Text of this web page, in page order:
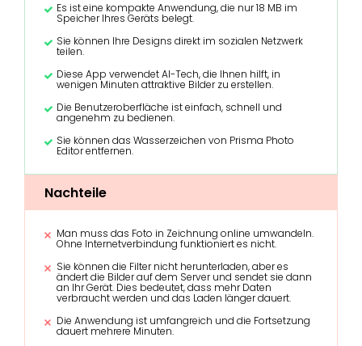
Es ist eine kompakte Anwendung, die nur 18 MB im
Speicher Ihres Geräts belegt.
Sie können Ihre Designs direkt im sozialen Netzwerk
teilen.
Diese App verwendet AI-Tech, die Ihnen hilft, in
wenigen Minuten attraktive Bilder zu erstellen.
Die Benutzeroberfläche ist einfach, schnell und
angenehm zu bedienen.
Sie können das Wasserzeichen von Prisma Photo
Editor entfernen.
Nachteile
Man muss das Foto in Zeichnung online umwandeln.
Ohne Internetverbindung funktioniert es nicht.
Sie können die Filter nicht herunterladen, aber es
ändert die Bilder auf dem Server und sendet sie dann
an Ihr Gerät. Dies bedeutet, dass mehr Daten
verbraucht werden und das Laden länger dauert.
Die Anwendung ist umfangreich und die Fortsetzung
dauert mehrere Minuten.